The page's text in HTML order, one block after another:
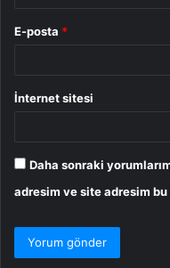
E-posta *
İnternet sitesi
Daha sonraki
adresim ve site adresim